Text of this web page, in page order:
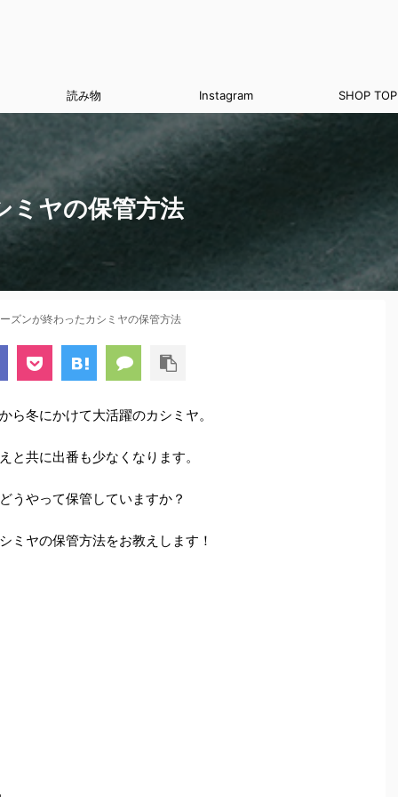
読み物 Instagram SHOP TOP
ミヤの保管方法
ズンが終わったカシミヤの保管方法
ら冬にかけて大活躍のカシミヤ。
と共に出番も少なくなります。
うやって保管していますか？
ミヤの保管方法をお教えします！